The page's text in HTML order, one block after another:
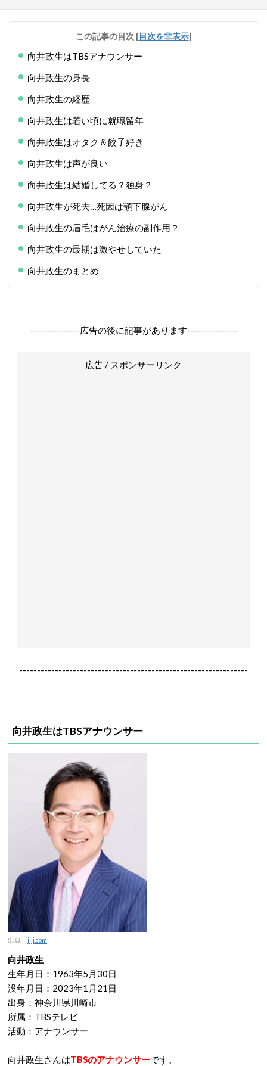
この記事の目次 [目次を非表示]
向井政生はTBSアナウンサー
向井政生の身長
向井政生の経歴
向井政生は若い頃に就職留年
向井政生はオタク＆餃子好き
向井政生は声が良い
向井政生は結婚してる？独身？
向井政生が死去…死因は顎下腺がん
向井政生の眉毛はがん治療の副作用？
向井政生の最期は激やせしていた
向井政生のまとめ
--------------広告の後に記事があります--------------
広告 / スポンサーリンク
----------------------------------------------------------------
向井政生はTBSアナウンサー
出典： jiji.com
向井政生
生年月日：1963年5月30日
没年月日：2023年1月21日
出身：神奈川県川崎市
所属：TBSテレビ
活動：アナウンサー
向井政生さんはTBSのアナウンサーです。